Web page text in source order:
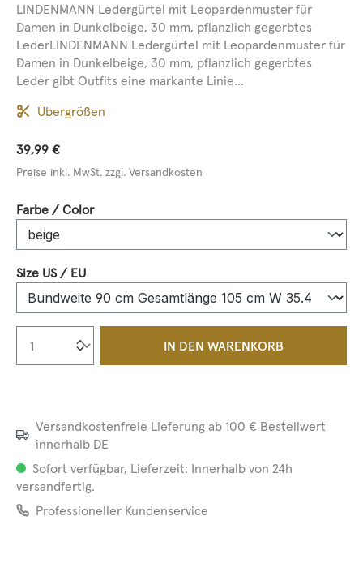
LINDENMANN Ledergürtel mit Leopardenmuster für
Damen in Dunkelbeige, 30 mm, pflanzlich gegerbtes
LederLINDENMANN Ledergürtel mit Leopardenmuster für
Damen in Dunkelbeige, 30 mm, pflanzlich gegerbtes
Leder gibt Outfits eine markante Linie...
Übergrößen
39,99 €
Preise inkl. MwSt. zzgl. Versandkosten
Farbe / Colorauswählen
Size US / EUauswählen
Produkt Anzahl: Gib den
IN DEN WARENKORB
Versandkostenfreie Lieferung ab 100 € Bestellwert
innerhalb DE
Sofort verfügbar, Lieferzeit: Innerhalb von 24h
versandfertig.
Professioneller Kundenservice